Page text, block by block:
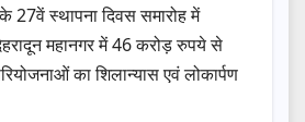
27वें स्थापना दिवस समारोह में
महानगर में 46 करोड़ रुपये से
का शिलान्यास एवं लोकार्पण